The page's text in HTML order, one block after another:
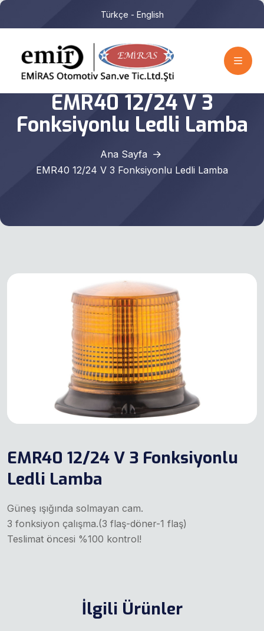
Türkçe - English
EMR40 12/24 V 3
Fonksiyonlu Ledli Lamba
Ana Sayfa
EMR40 12/24 V 3 Fonksiyonlu Ledli Lamba
EMR40 12/24 V 3 Fonksiyonlu
Ledli Lamba
Güneş ışığında solmayan cam.
3 fonksiyon çalışma.(3 flaş-döner-1 flaş)
Teslimat öncesi %100 kontrol!
İlgili Ürünler